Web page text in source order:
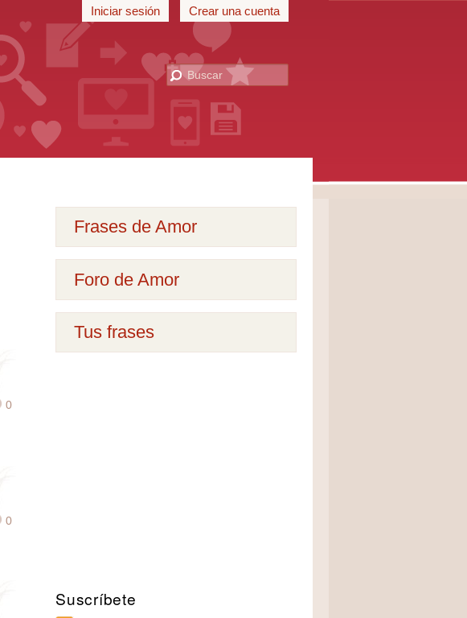
Iniciar sesión Crear una cuenta
Frases de Amor
Foro de Amor
Tus frases
0
0
Suscríbete